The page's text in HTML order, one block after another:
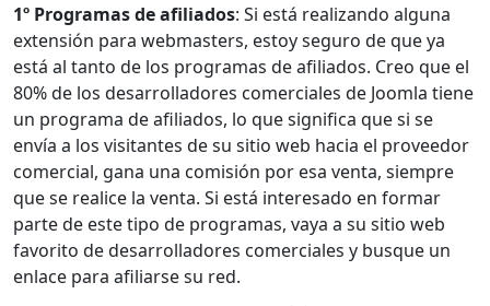
1º Programas de afiliados: Si está realizando alguna
extensión para webmasters, estoy seguro de que ya
está al tanto de los programas de afiliados. Creo que el
80% de los desarrolladores comerciales de Joomla tiene
un programa de afiliados, lo que significa que si se
envía a los visitantes de su sitio web hacia el proveedor
comercial, gana una comisión por esa venta, siempre
que se realice la venta. Si está interesado en formar
parte de este tipo de programas, vaya a su sitio web
favorito de desarrolladores comerciales y busque un
enlace para afiliarse su red.